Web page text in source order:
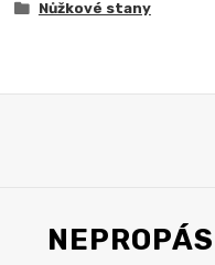
Nůžkové stany